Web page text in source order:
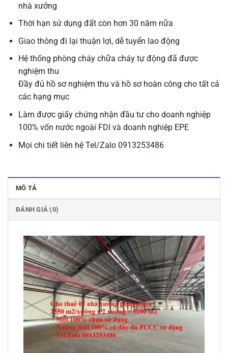
nhà xưởng
Thời hạn sử dụng đất còn hơn 30 năm nữa
Giao thông đi lại thuận lợi, dễ tuyển lao động
Hệ thống phòng cháy chữa cháy tự động đã được
nghiệm thu
Đầy đủ hồ sơ nghiệm thu và hồ sơ hoàn công cho tất cả
các hạng mục
Làm được giấy chứng nhận đầu tư cho doanh nghiệp
100% vốn nước ngoài FDI và doanh nghiệp EPE
Mọi chi tiết liên hệ Tel/Zalo 0913253486
MÔ TẢ
ĐÁNH GIÁ (0)